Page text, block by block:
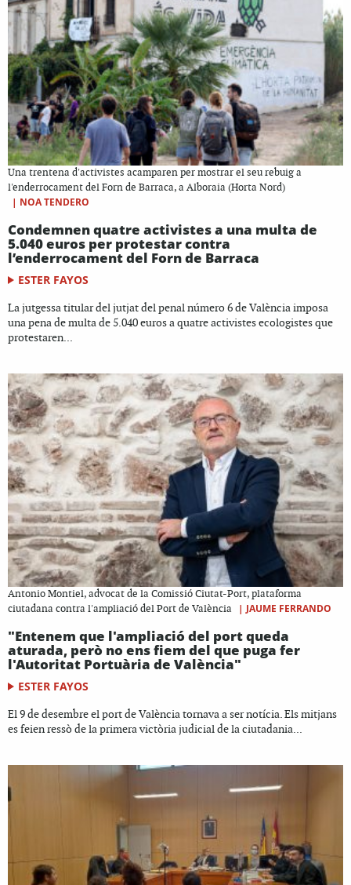
Una trentena d'activistes acamparen per mostrar el seu rebuig a
l'enderrocament del Forn de Barraca, a Alboraia (Horta Nord)
| NOA TENDERO
Condemnen quatre activistes a una multa de
5.040 euros per protestar contra
l’enderrocament del Forn de Barraca
ESTER FAYOS
La jutgessa titular del jutjat del penal número 6 de València imposa
una pena de multa de 5.040 euros a quatre activistes ecologistes que
protestaren...
Antonio Montiel, advocat de la Comissió Ciutat-Port, plataforma
ciutadana contra l'ampliació del Port de València
| JAUME FERRANDO
"Entenem que l'ampliació del port queda
aturada, però no ens fiem del que puga fer
l'Autoritat Portuària de València"
ESTER FAYOS
El 9 de desembre el port de València tornava a ser notícia. Els mitjans
es feien ressò de la primera victòria judicial de la ciutadania...